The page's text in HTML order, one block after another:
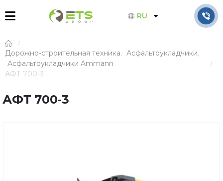
RU
Дорожно-строительная техника, Асфальтоукладчики,
Асфальтоукладчики Ammann
АФТ 700-3
АФТ 700-3